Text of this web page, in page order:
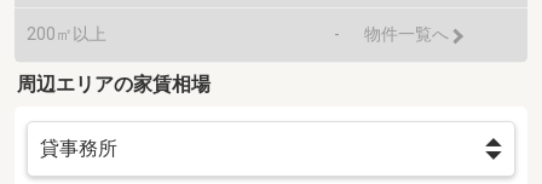
200㎡以上 - 物件一覧へ
周辺エリアの家賃相場